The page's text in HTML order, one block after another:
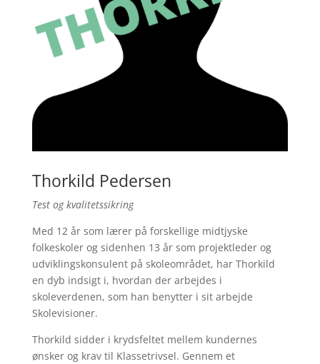
Thorkild Pedersen
Test og kvalitetssikring
Med 12 år som lærer på forskellige midtjyske
folkeskoler og sidenhen 13 år som projektleder og
udviklingskonsulent på skoleområdet, har Thorkild
en dyb indsigt i, hvordan der arbejdes i
skoleverdenen, som han benytter i sit arbejde
Skolevisioner.
Thorkild sidder i krydsfeltet mellem kundernes
ønsker og krav til Klassetrivsel. Gennem et